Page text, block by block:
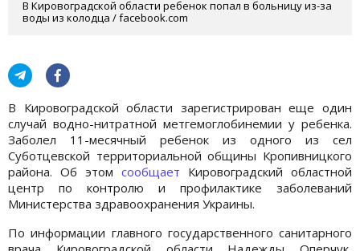
В Кировоградской области ребенок попал в больницу из-за
воды из колодца / facebook.com
В Кировоградской области зарегистрирован еще один
случай водно-нитратной метгемоглобинемии у ребенка.
Заболел 11-месячный ребенок из одного из сел
Суботцевской территориальной общины Кропивницкого
района. Об этом сообщает Кировоградский областной
центр по контролю и профилактике заболеваний
Министерства здравоохранения Украины.
По информации главного государственного санитарного